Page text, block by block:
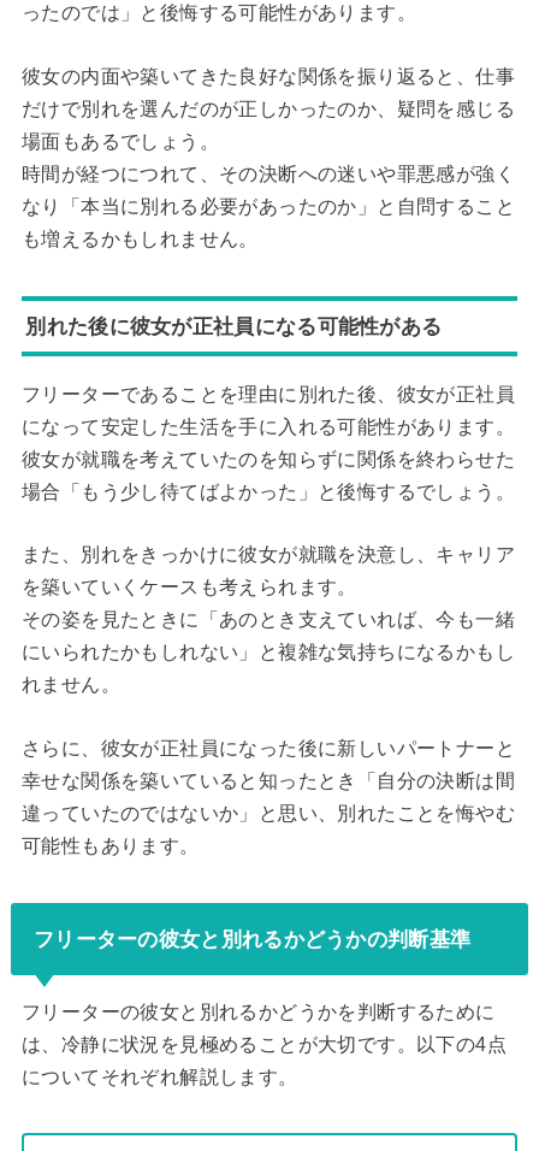
ったのでは」と後悔する可能性があります。
彼女の内面や築いてきた良好な関係を振り返ると、仕事
だけで別れを選んだのが正しかったのか、疑問を感じる
場面もあるでしょう。
時間が経つにつれて、その決断への迷いや罪悪感が強く
なり「本当に別れる必要があったのか」と自問すること
も増えるかもしれません。
別れた後に彼女が正社員になる可能性がある
フリーターであることを理由に別れた後、彼女が正社員
になって安定した生活を手に入れる可能性があります。
彼女が就職を考えていたのを知らずに関係を終わらせた
場合「もう少し待てばよかった」と後悔するでしょう。
また、別れをきっかけに彼女が就職を決意し、キャリア
を築いていくケースも考えられます。
その姿を見たときに「あのとき支えていれば、今も一緒
にいられたかもしれない」と複雑な気持ちになるかもし
れません。
さらに、彼女が正社員になった後に新しいパートナーと
幸せな関係を築いていると知ったとき「自分の決断は間
違っていたのではないか」と思い、別れたことを悔やむ
可能性もあります。
フリーターの彼女と別れるかどうかの判断基準
フリーターの彼女と別れるかどうかを判断するために
は、冷静に状況を見極めることが大切です。以下の4点
についてそれぞれ解説します。